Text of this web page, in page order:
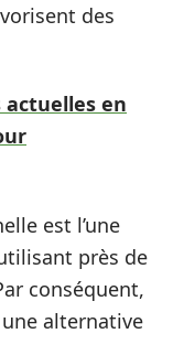
des
actuelles en
est l’une
près de
conséquent,
alternative